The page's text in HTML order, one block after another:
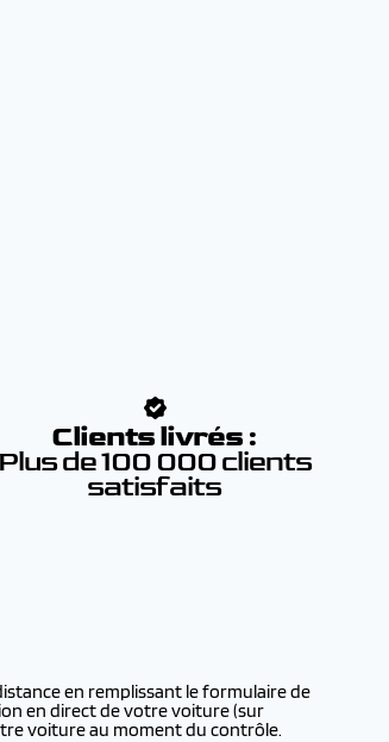
Clients livrés :
Plus de 100 000 clients
satisfaits
en remplissant le formulaire de
en direct de votre voiture (sur
voiture au moment du contrôle.